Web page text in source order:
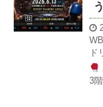
う
ド
3